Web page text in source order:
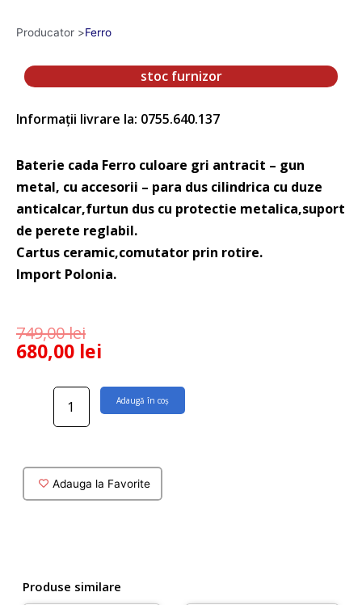
Producator >Ferro
stoc furnizor
Informații livrare la: 0755.640.137
Baterie cada Ferro culoare gri antracit – gun
metal, cu accesorii – para dus cilindrica cu duze
anticalcar,furtun dus cu protectie metalica,suport
de perete reglabil.
Cartus ceramic,comutator prin rotire.
Import Polonia.
749,00lei
680,00 lei
Cantitate
finisaj
gun
Adaugă în coș
Adauga la Favorite
Produse similare